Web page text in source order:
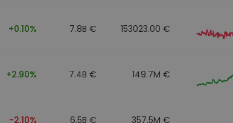
+0.10% 7.8B € 153023.00 €
+2.90% 7.4B € 149.7M €
-2.10% 6.5B € 357.5M €